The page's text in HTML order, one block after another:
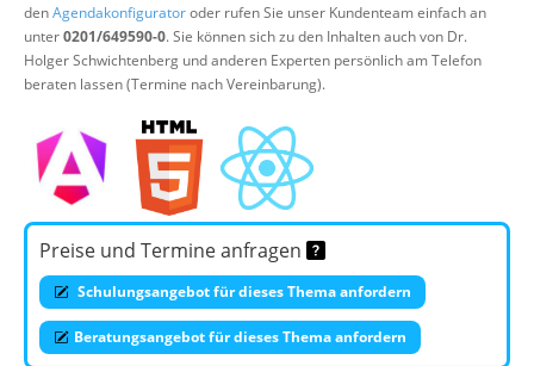
denAgendakonfiguratoroder rufen Sie unser Kundenteam einfach an
unter0201/649590-0. Sie können sich zu den Inhalten auch von Dr.
Holger Schwichtenberg und anderen Experten persönlich am Telefon
beraten lassen (Termine nach Vereinbarung).
Preise und Termine anfragen
Schulungsangebot für dieses Thema anfordern
Beratungsangebot für dieses Thema anfordern